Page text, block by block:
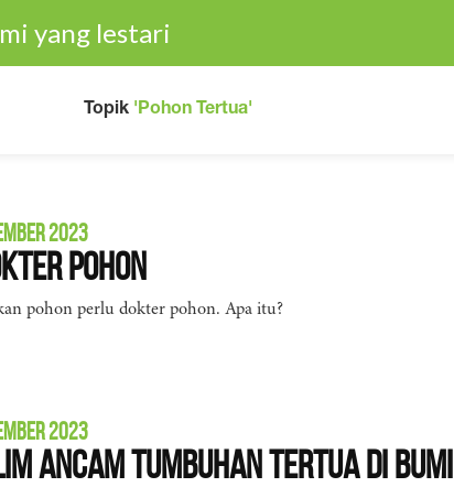
yang lestari
Topik 'Pohon Tertua'
2023
Pohon
pohon perlu dokter pohon. Apa itu?
2023
Ancam Tumbuhan Tertua di Bumi